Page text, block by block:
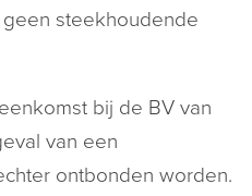
steekhoudende
bij de BV van
van een
ontbonden worden.